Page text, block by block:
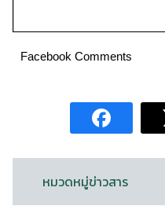
Facebook Comments
หมวดหมู่ข่าวสาร